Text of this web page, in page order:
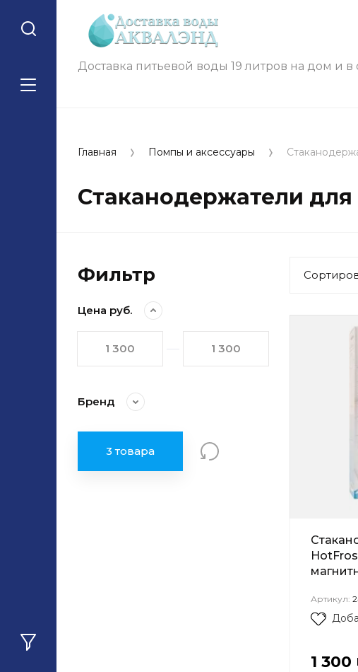
Доставка питьевой воды 19 литров на дом и
Главная Помпы и аксессуары
Стаканодержатели для
Фильтр
Цена руб.
Бренд
3 товара
Артикул:
1 300